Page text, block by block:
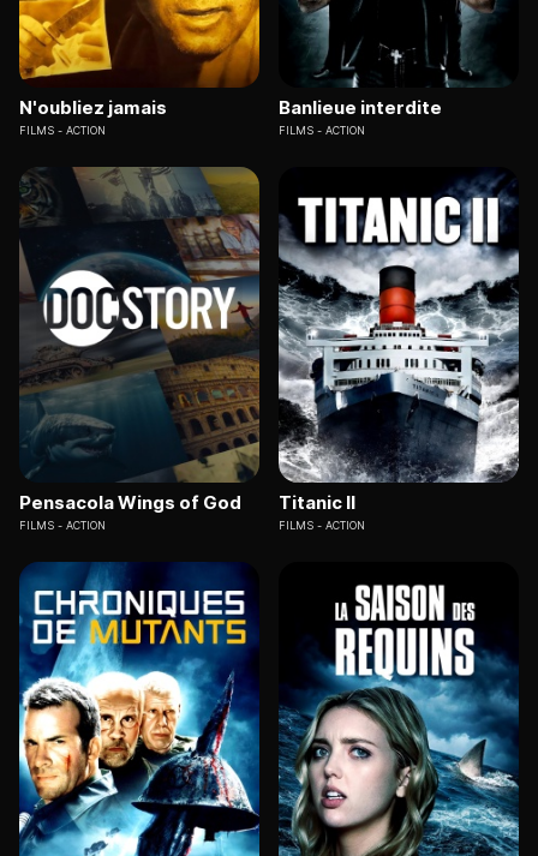
N'oubliez jamais
FILMS ACTION
Banlieue interdite
FILMS ACTION
Pensacola Wings of God
FILMS ACTION
Titanic II
FILMS ACTION